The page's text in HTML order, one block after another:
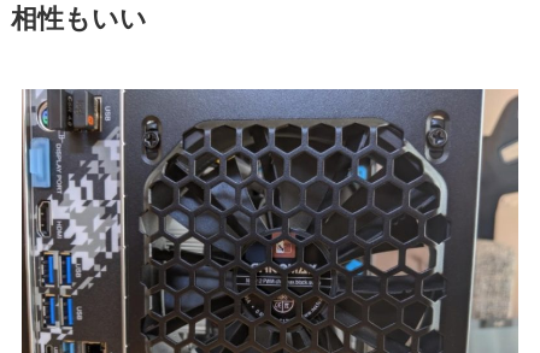
相性もいい